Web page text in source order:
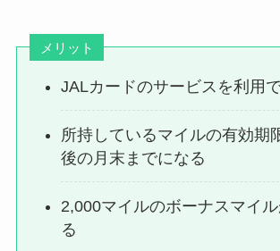
メリット
JALカードのサービスを利用
所持しているマイルの有効期
後の月末までになる
2,000マイルのボーナスマイ
る